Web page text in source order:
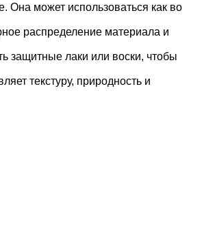
Она может использоваться как во
распределение материала и
защитные лаки или воски, чтобы
текстуру, природность и